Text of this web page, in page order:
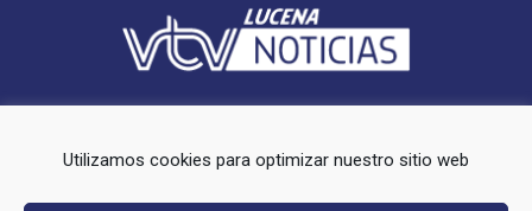
Utilizamos cookies para optimizar nuestro sitio web